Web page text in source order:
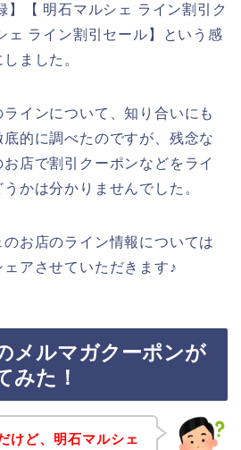
】【 明石マルシェ ライン割引ク
ェ ライン割引セール】という感
ました。
インについて、知り合いにも
的に調べたのですが、残念な
店で割引クーポンなどをライ
かは分かりませんでした。
お店のライン情報については
アさせていただきます♪
メルマガクーポンが
みた！
けど、明石マルシェ